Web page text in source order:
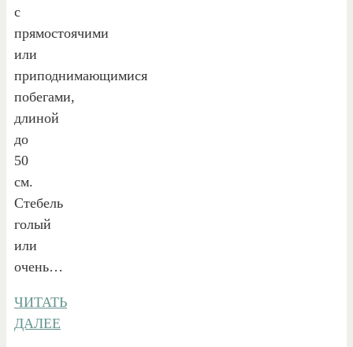
с
прямостоячими
или
приподнимающимися
побегами,
длиной
до
50
см.
Стебель
голый
или
очень…
ЧИТАТЬ
ДАЛЕЕ